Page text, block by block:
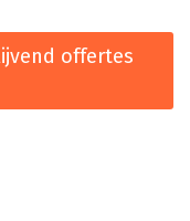
offertes